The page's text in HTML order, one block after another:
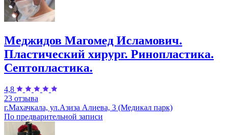
Меджидов Магомед Исламович.
Пластический хирург. Ринопластика.
Септопластика.
4,8
23 отзыва
г.Махачкала, ул.Азиза Алиева, 3 (Медикал парк)
По предварительной записи